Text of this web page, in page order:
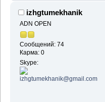
izhgtumekhanik
ADN OPEN
Сообщений: 74
Карма: 0
Skype: